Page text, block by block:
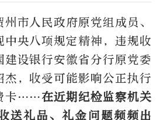
市人民政府原党组成员、
中央八项规定精神，违规收
建设银行安徽省分行原党委
杰，收受可能影响公正执行
卡……在近期纪检监察机关
送礼品、礼金问题频频出